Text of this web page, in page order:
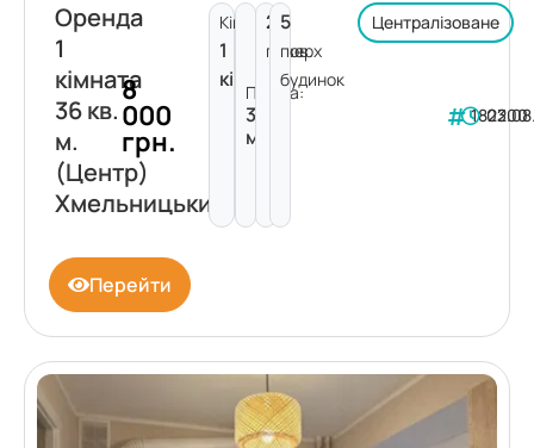
Оренда
1
кімната
36 кв.
м.
(Центр)
Хмельницький
8
000
грн.
Кімнат:
1
кімната
Площа:
36
м²
2
поверх
5
пов.
будинок
Централізоване
182200
Перейти